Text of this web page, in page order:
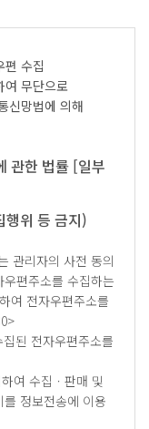
편 수집
여 무단으로
신망법에 의해
관한 법률 [일부
행위 등 금지)
관리자의 사전 동의
편주소를 수집하는
전자우편주소를
된 전자우편주소를
여 수집ㆍ판매 및
정보전송에 이용